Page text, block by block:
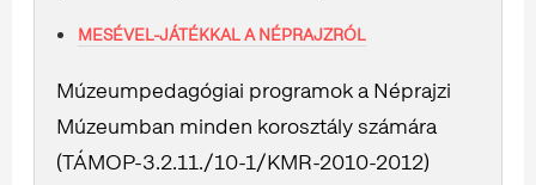
MESÉVEL-JÁTÉKKAL A NÉPRAJZRÓL
Múzeumpedagógiai programok a Néprajzi
Múzeumban minden korosztály számára
(TÁMOP-3.2.11./10-1/KMR-2010-2012)